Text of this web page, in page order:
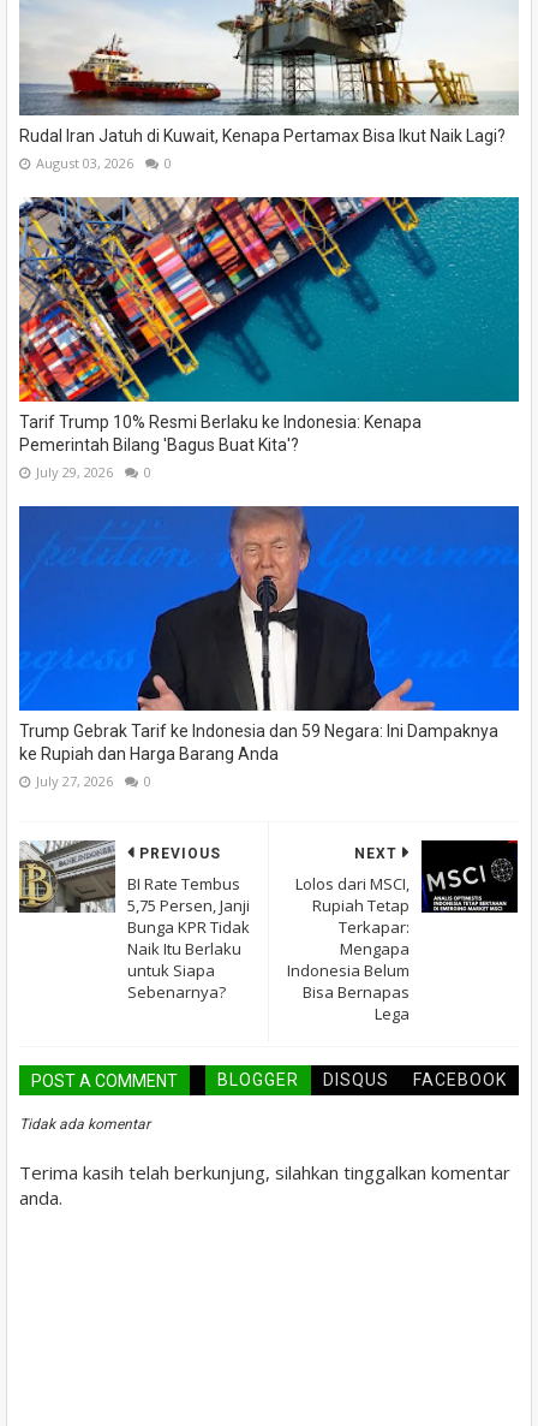
Rudal Iran Jatuh di Kuwait, Kenapa Pertamax Bisa Ikut Naik Lagi?
August 03, 2026 0
Tarif Trump 10% Resmi Berlaku ke Indonesia: Kenapa
Pemerintah Bilang 'Bagus Buat Kita'?
July 29, 2026 0
Trump Gebrak Tarif ke Indonesia dan 59 Negara: Ini Dampaknya
ke Rupiah dan Harga Barang Anda
July 27, 2026 0
NEXT
Lolos dari MSCI,
Rupiah Tetap
Terkapar:
Mengapa
Indonesia Belum
Bisa Bernapas
Lega
PREVIOUS
BI Rate Tembus
5,75 Persen, Janji
Bunga KPR Tidak
Naik Itu Berlaku
untuk Siapa
Sebenarnya?
POST A COMMENT BLOGGER DISQUS FACEBOOK
Tidak ada komentar
Terima kasih telah berkunjung, silahkan tinggalkan komentar
anda.